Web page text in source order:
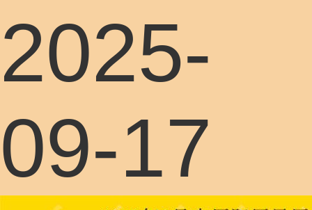
2025-
09-17